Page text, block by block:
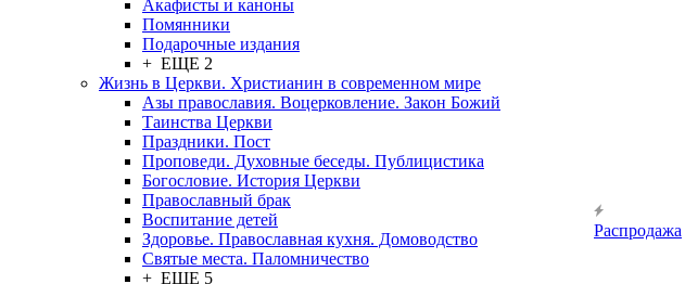
Акафисты и каноны
Помянники
Подарочные издания
+ ЕЩЕ 2
Жизнь в Церкви. Христианин в современном мире
Азы православия. Воцерковление. Закон Божий
Таинства Церкви
Праздники. Пост
Проповеди. Духовные беседы. Публицистика
Богословие. История Церкви
Православный брак
Воспитание детей
Здоровье. Православная кухня. Домоводство
Святые места. Паломничество
+ ЕЩЕ 5
Распродажа